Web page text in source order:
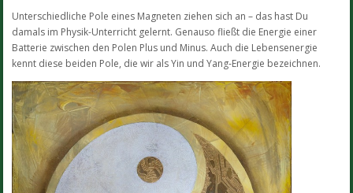
Unterschiedliche Pole eines Magneten ziehen sich an – das hast Du
damals im Physik-Unterricht gelernt. Genauso fließt die Energie einer
Batterie zwischen den Polen Plus und Minus. Auch die Lebensenergie
kennt diese beiden Pole, die wir als Yin und Yang-Energie bezeichnen.